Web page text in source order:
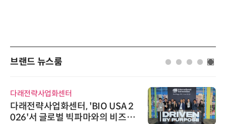
브랜드 뉴스룸
다래전략사업화센터
다래전략사업화센터, 'BIO USA 2
026'서 글로벌 빅파마와의 비즈니